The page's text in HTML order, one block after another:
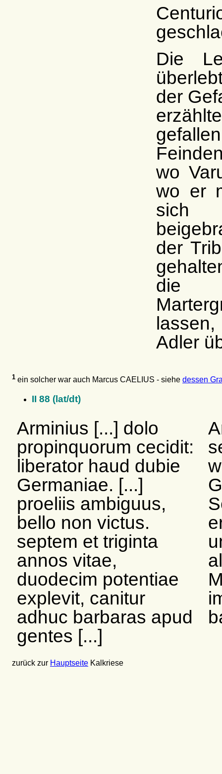
Die
der
wo
wo er
sich
der
die
Adler
1 ein solcher war auch Marcus CAELIUS - siehe dessen
II 88 (lat/dt)
Arminius [...] dolo
propinquorum cecidit:
liberator haud dubie
Germaniae. [...]
proeliis ambiguus,
bello non victus.
septem et triginta
annos vitae,
duodecim potentiae
explevit, canitur
adhuc barbaras apud
gentes [...]
zurück zur Hauptseite Kalkriese